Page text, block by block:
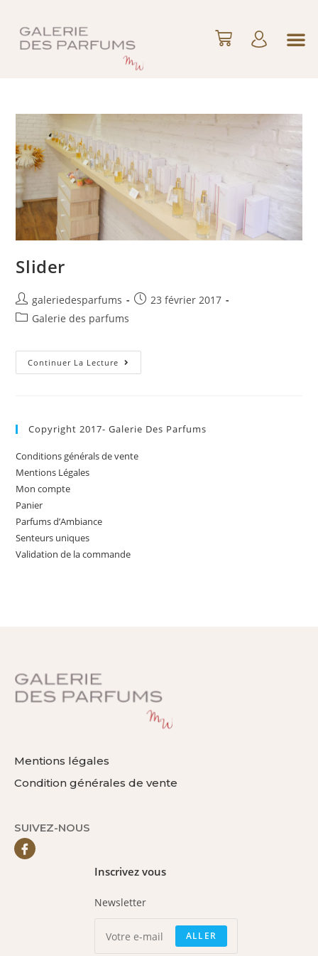
Slider
galeriedesparfums
23 février 2017
Galerie des parfums
Continuer La Lecture
Copyright 2017- Galerie Des Parfums
Conditions générals de vente
Mentions Légales
Mon compte
Panier
Parfums d’Ambiance
Senteurs uniques
Validation de la commande
Mentions légales
Condition générales de vente
SUIVEZ-NOUS
Inscrivez vous
Newsletter
ALLER